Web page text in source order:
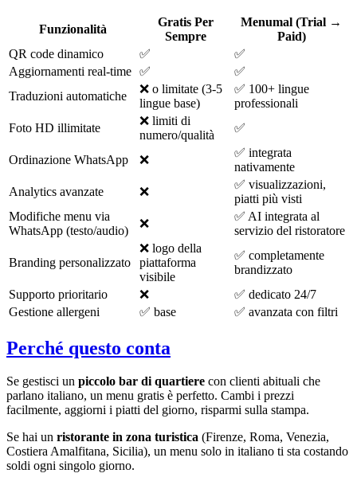
Funzionalità
Gratis Per
Sempre
Menumal (Trial →
Paid)
QR code dinamico
✅
✅
Aggiornamenti real-time ✅
✅
Traduzioni automatiche
❌ o limitate (3-5
lingue base)
✅ 100+ lingue
professionali
Foto HD illimitate
❌ limiti di
numero/qualità
✅
Ordinazione WhatsApp ❌
✅ integrata
nativamente
Analytics avanzate
❌
✅ visualizzazioni,
piatti più visti
Modifiche menu via
WhatsApp (testo/audio)
❌
✅ AI integrata al
servizio del ristoratore
Branding personalizzato
❌ logo della
piattaforma
visibile
✅ completamente
brandizzato
Supporto prioritario
❌
✅ dedicato 24/7
Gestione allergeni
✅ base ✅ avanzata con filtri
Perché questo conta
Se gestisci un piccolo bar di quartiere con clienti abituali che
parlano italiano, un menu gratis è perfetto. Cambi i prezzi
facilmente, aggiorni i piatti del giorno, risparmi sulla stampa.
Se hai un ristorante in zona turistica (Firenze, Roma, Venezia,
Costiera Amalfitana, Sicilia), un menu solo in italiano ti sta costando
soldi ogni singolo giorno.